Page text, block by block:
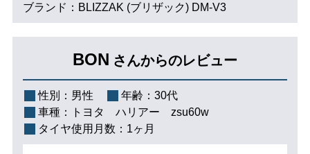
ブランド：BLIZZAK (ブリザック) DM-V3
BON さんからのレビュー
性別： 男性 年齢： 30代
車種：
トヨタ ハリアー zsu60w
タイヤ使用月数： 1ヶ月